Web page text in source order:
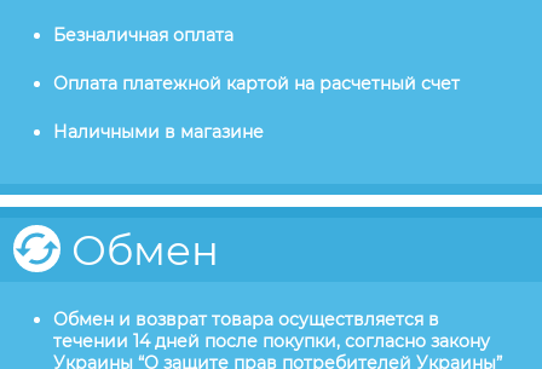
Безналичная оплата
Оплата платежной картой на расчетный счет
Наличными в магазине
Обмен
Обмен и возврат товара осуществляется в
течении 14 дней после покупки, согласно закону
Украины “О защите прав потребителей Украины”